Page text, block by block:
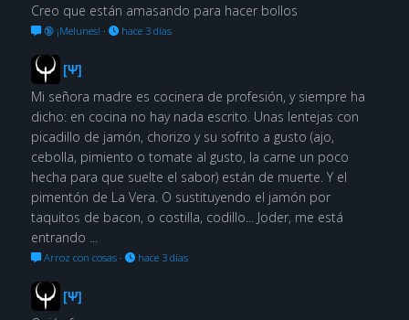
Creo que están amasando para hacer bollos
🔞 ¡Melunes! · hace 3 días
[Ψ]
Mi señora madre es cocinera de profesión, y siempre ha
dicho: en cocina no hay nada escrito. Unas lentejas con
picadillo de jamón, chorizo y su sofrito a gusto (ajo,
cebolla, pimiento o tomate al gusto, la carne un poco
hecha para que suelte el sabor) están de muerte. Y el
pimentón de La Vera. O sustituyendo el jamón por
taquitos de bacon, o costilla, codillo... Joder, me está
entrando ...
Arroz con cosas· hace 3 días
[Ψ]